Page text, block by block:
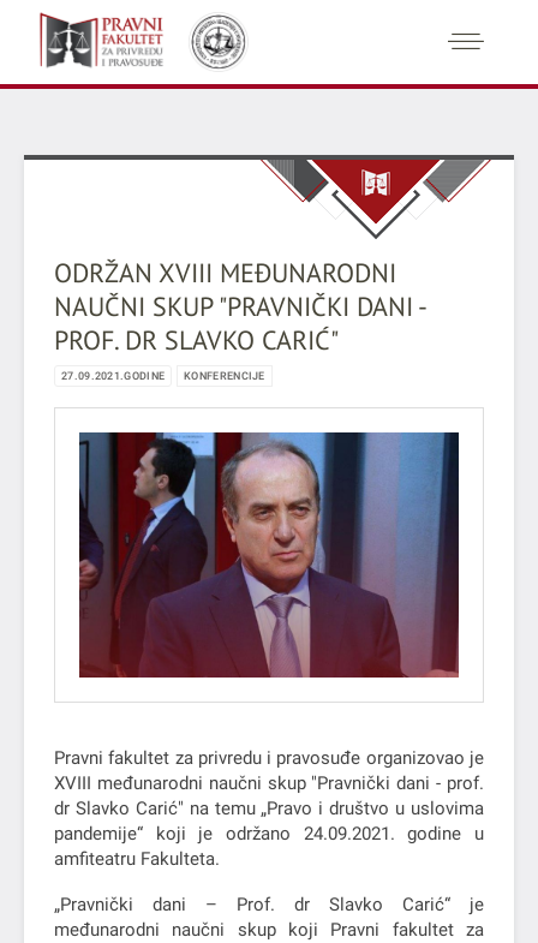
ODRŽAN XVIII MEĐUNARODNI
NAUČNI SKUP "PRAVNIČKI DANI -
PROF. DR SLAVKO CARIĆ"
27.09.2021.GODINE KONFERENCIJE
Pravni fakultet za privredu i pravosuđe organizovao je
XVIII međunarodni naučni skup "Pravnički dani - prof.
dr Slavko Carić" na temu „Pravo i društvo u uslovima
pandemije“ koji je održano 24.09.2021. godine u
amfiteatru Fakulteta.
„Pravnički dani – Prof. dr Slavko Carić“ je
međunarodni naučni skup koji Pravni fakultet za